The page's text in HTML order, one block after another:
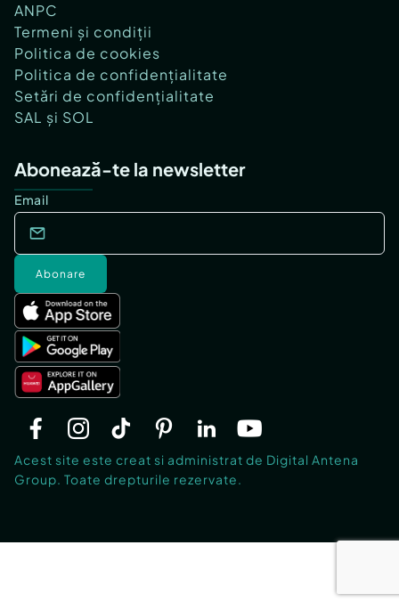
ANPC
Termeni și condiții
Politica de cookies
Politica de confidențialitate
Setări de confidențialitate
SAL și SOL
Abonează-te la newsletter
Email
Abonare
Acest site este creat si administrat de Digital Antena
Group. Toate drepturile rezervate.